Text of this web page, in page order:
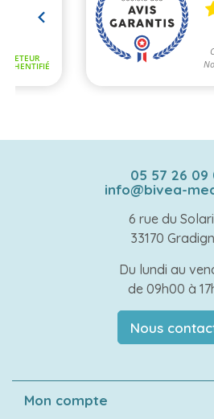
05 57 26 09
info@bivea-
6 rue du
33170
Du lundi au
de 09h00 à
Nous
Mon compte